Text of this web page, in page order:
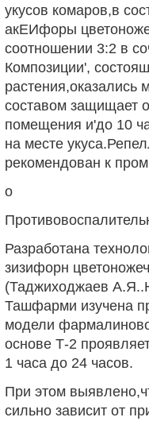
укусов комаров,в
акЕИфоры
соотношении 3:2 в
Композиции',
составом защищает
помещения и'до 10
на месте
рекомендован к
о
Разработана
зизифорн
(Таджиходжаев
Ташфарми изучена
модели
основе Т-2
1 часа до 24 часов.
При этом
сильно зависит от